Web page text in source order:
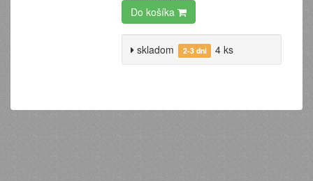
Do košíka
skladom 2-3 dni 4 ks